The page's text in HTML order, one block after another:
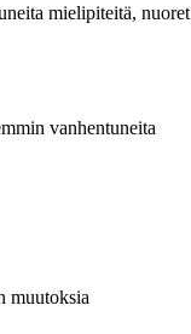
mielipiteitä, nuoret
vanhentuneita
muutoksia